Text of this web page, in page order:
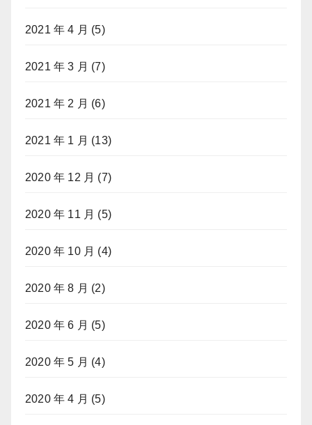
2021 年 4 月 (5)
2021 年 3 月 (7)
2021 年 2 月 (6)
2021 年 1 月 (13)
2020 年 12 月 (7)
2020 年 11 月 (5)
2020 年 10 月 (4)
2020 年 8 月 (2)
2020 年 6 月 (5)
2020 年 5 月 (4)
2020 年 4 月 (5)